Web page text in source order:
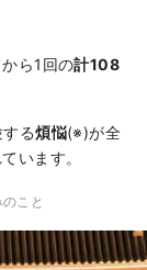
から1回の計108
する煩悩(※)が全
います。
こと